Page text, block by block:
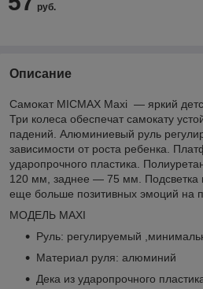
руб.
Описание
Самокат MICMAX Maxi — яркий
Три колеса обеспечат самокату
падений. Алюминиевый руль
зависимости от роста ребенка.
ударопрочного пластика.
120 мм, заднее — 75 мм. Подсветка
еще больше позитивных эмоций на
МОДЕЛЬ MAXI
Руль: регулируемый
Материал руля: алюминий
Дека из ударопрочного